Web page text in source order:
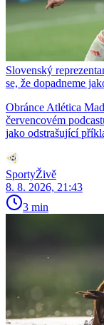
Slovenský
se, že dopadneme
Obránce Atlética
červencovém
jako odstrašující
SportyŽivě
8. 8. 2026, 21:43
3 min